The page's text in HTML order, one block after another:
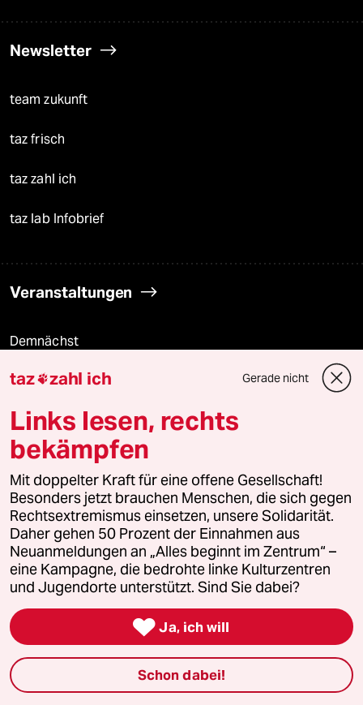
Newsletter
team zukunft
taz frisch
taz zahl ich
taz lab Infobrief
Veranstaltungen
Demnächst
Vor Ort
Live im Stream
Vergangene
taz lab 2027
Mehr taz Lesestoff
taz Blogs
taz FUTURZWEI
taz zahl ich Gerade nicht
Links lesen, rechts
bekämpfen
Mit doppelter Kraft für eine offene Gesellschaft!
Besonders jetzt brauchen Menschen, die sich gegen
Rechtsextremismus einsetzen, unsere Solidarität.
Daher gehen 50 Prozent der Einnahmen aus
Neuanmeldungen an „Alles beginnt im Zentrum“ –
eine Kampagne, die bedrohte linke Kulturzentren
und Jugendorte unterstützt. Sind Sie dabei?
 Ja, ich will
Schon dabei!